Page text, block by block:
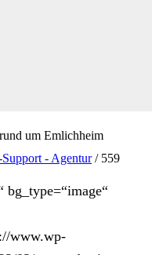
um Emlichheim
Support - Agentur / 559
www.wp-